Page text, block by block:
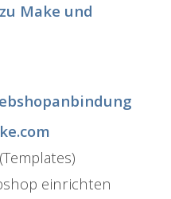
Make und
einrichten